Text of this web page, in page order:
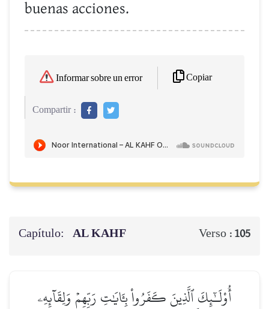
buenas acciones.
Informar sobre un error Copiar
Compartir :
Capítulo: AL KAHF Verso : 105
أُوْلَـٰٓئِكَ ٱلَّذِينَ كَفَرُواْ بِـَٔايَٰتِ رَبِّهِمۡ وَلِقَآئِهِۦ